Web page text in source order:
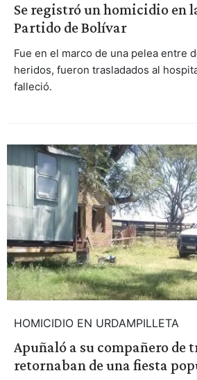
Se registró un homicidio en
Partido de Bolívar
Fue en el marco de una pelea entre
heridos, fueron trasladados al
falleció.
HOMICIDIO EN URDAMPILLETA
Apuñaló a su compañero de
retornaban de una fiesta